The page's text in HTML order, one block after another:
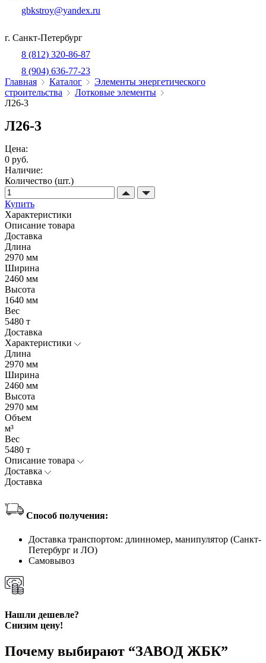
gbkstroy@yandex.ru
г. Санкт-Петербург
8 (812) 320-86-87
8 (904) 636-77-23
Главная
Каталог
Элементы энергетического
строительства
Лотковые элементы
Л26-3
Л26-3
Цена:
0 руб.
Наличие:
Количество (шт.)
Купить
Характеристики
Описание товара
Доставка
Длина
2970 мм
Ширина
2460 мм
Высота
1640 мм
Вес
5480 т
Доставка
Характеристики
Длина
2970 мм
Ширина
2460 мм
Высота
2970 мм
Объем
м³
Вес
5480 т
Описание товара
Доставка
Доставка
Способ получения:
Доставка транспортом: длинномер, манипулятор (Санкт-
Петербург и ЛО)
Самовывоз
Нашли дешевле?
Снизим цену!
Почему выбирают “ЗАВОД ЖБК”